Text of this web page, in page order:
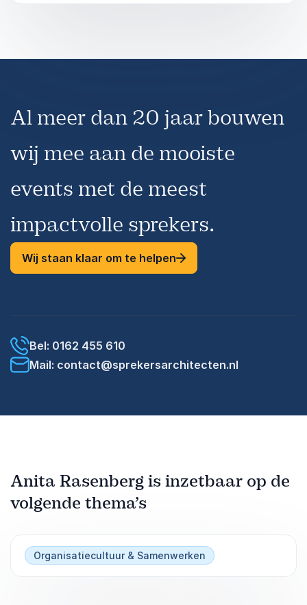
keynote.
Al meer dan 20 jaar bouwen
wij mee aan de mooiste
events met de meest
impactvolle sprekers.
Wij staan klaar om te helpen
Bel: 0162 455 610
Mail: contact@sprekersarchitecten.nl
Anita Rasenberg is inzetbaar op de
volgende thema’s
Organisatiecultuur & Samenwerken